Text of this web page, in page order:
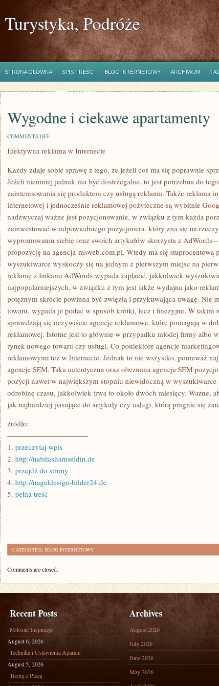
Turystyka, Podróże
STRONA GŁÓWNA SPIS TREŚCI BLOG INTERNETOWY ARCHIWUM
Wygodne i ciekawe apartamenty
COMMENTS OFFON
I
Efektywna reklama w Internecie
Każdy zdaje sobie sprawę z tego, że jeżeli coś ma się poprawnie
Jeżeli niemniej jednak ma być dostrzegalne, to jest potrzebna do
zainteresowania się produktem czy usługą reklama. Także reklama
internetowej i jednocześnie reklamowej pożyteczne są wybitnie
nadzwyczaj ważne jest pozycjonowanie, w związku z tym każda
zainwestować w odpowiedniego pozycjonera, który zna się na
wypromowaniu siebie oraz swoich artykułów skorzysta z AdWords
propozycję na agencja-msweb.com.pl. Wtedy ma się stuprocentową
wyszukiwarce wyskoczy się na jednym z pierwszym miejsc na
reklamę z linkami AdWords wypada zapłacić, jakkolwiek
najpopularniejszych, w związku z tym jest także wydajna jako
potężnym skrócie powinna być zwięzła i przykuwająca uwagę. Nie
towaru, wypada je podać w sposób krótki, lecz i finezyjne. W takim
sprawdzają się oczywiście agencje reklamowe, które pomagają w
reklamowej. Istotne jest to głównie w przypadku młodej firmy albo
rynek nowego towaru czy usługi. Co poniektóre agencje
reklamowymi też w Internecie. Jednak to nie wszystko, ponieważ
agencje SEM. Taka autentyczna oraz obeznana agencja SEM
pozycji nawet w największym stopniu niewidoczną w wyszukiwarce
odrobinę czasu, jakkolwiek trwa to około dwóch miesięcy. Ważne,
jak najbardziej pasujące do artykuły czy usługi, którą pragnie się
źródło:
———————————
1. przeczytaj wpis
2. http://nabilashamseldin.de
3. przejdź do strony
4. http://nageldesign-bilder24.de
5. pełna treść
CATEGORIES: BLOG INTERNETOWY
Comments are closed.
Recent Posts
Miłosne Inspiracje
August 6, 2026
Technika i Ustawienia Aparatu
August 5, 2026
Trenuj z Pasją
Archives
August 2026
July 2026
June 2026
May 2026